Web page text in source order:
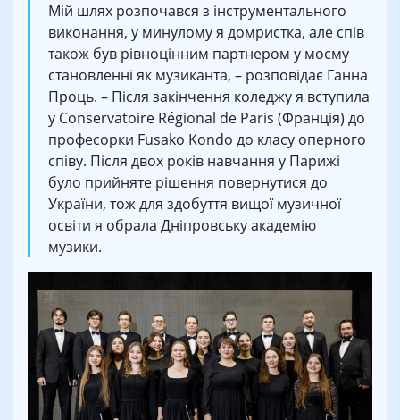
Мій шлях розпочався з інструментального
виконання, у минулому я домристка, але спів
також був рівноцінним партнером у моєму
становленні як музиканта, – розповідає Ганна
Проць. – Після закінчення коледжу я вступила
у Conservatoire Régional de Paris (Франція) до
професорки Fusako Kondo до класу оперного
співу. Після двох років навчання у Парижі
було прийняте рішення повернутися до
України, тож для здобуття вищої музичної
освіти я обрала Дніпровську академію
музики.